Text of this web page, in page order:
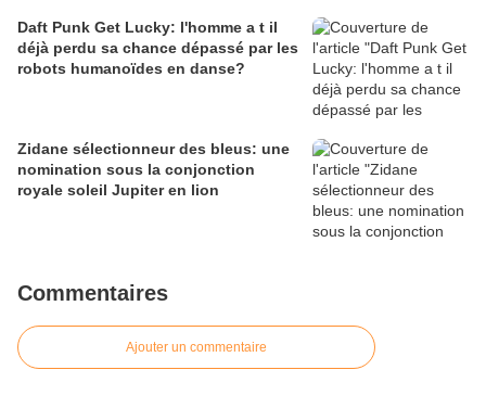
Daft Punk Get Lucky: l'homme a t il
déjà perdu sa chance dépassé par les
robots humanoïdes en danse?
Zidane sélectionneur des bleus: une
nomination sous la conjonction
royale soleil Jupiter en lion
Commentaires
Ajouter un commentaire